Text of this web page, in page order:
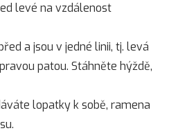
levé na vzdálenost
a jsou v jedné linii, tj. levá
patou. Stáhněte hýždě,
lopatky k sobě, ramena